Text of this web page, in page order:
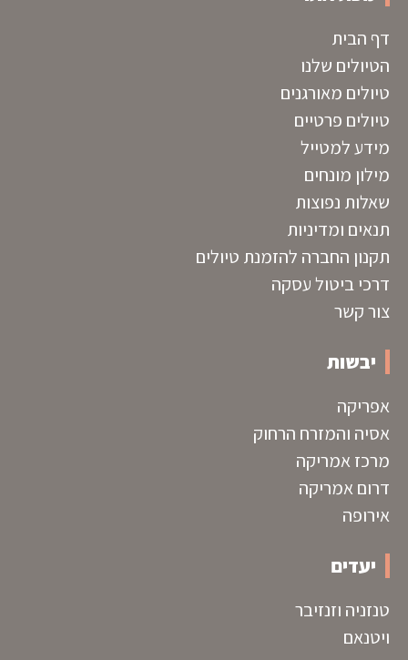
דף הבית
הטיולים שלנו
טיולים מאורגנים
טיולים פרטיים
מידע למטייל
מילון מונחים
שאלות נפוצות
תנאים ומדיניות
תקנון החברה להזמנת טיולים
דרכי ביטול עסקה
צור קשר
יבשות
אפריקה
אסיה והמזרח הרחוק
מרכז אמריקה
דרום אמריקה
אירופה
יעדים
טנזניה וזנזיבר
ויטנאם